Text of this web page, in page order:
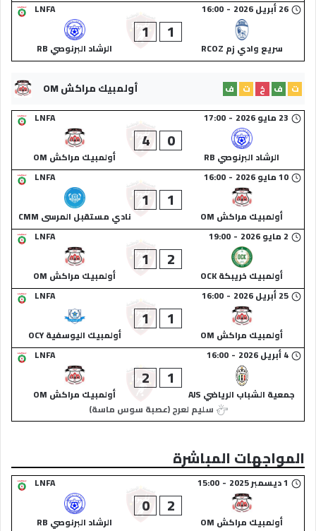
LNFA
26 أبريل 2026 -
16:00
سريع وادي زم RCOZ
1
1
الرشاد البرنوصي RB
أولمبيك مراكش OM ت ف خ ت
ف
LNFA
23 مايو 2026 -
17:00
الرشاد البرنوصي RB
0
4
أولمبيك مراكش OM
LNFA
10 مايو 2026 -
16:00
أولمبيك مراكش OM
1
1
نادي مستقبل المرسى CMM
LNFA
2 مايو 2026 -
19:00
أولمبيك خريبكة OCK
2
1
أولمبيك مراكش OM
LNFA
25 أبريل 2026 -
16:00
أولمبيك مراكش OM
1
1
أولمبيك اليوسفية OCY
LNFA
4 أبريل 2026 -
16:00
جمعية الشباب الرياضي AJS
1
2
أولمبيك مراكش OM
سليم لعرج (عصبة سوس ماسة)
المواجهات المباشرة
LNFA 1 ديسمبر 2025 -
15:00
أولمبيك مراكش OM
2
0
الرشاد البرنوصي RB